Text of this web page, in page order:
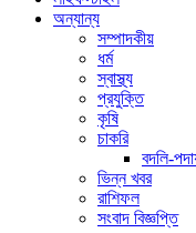
অন্যান্য
সম্পাদকীয়
ধর্ম
স্বাস্থ্য
প্রযুক্তি
কৃষি
চাকরি
বদলি-
ভিন্ন খবর
রাশিফল
সংবাদ বিজ্ঞপ্তি